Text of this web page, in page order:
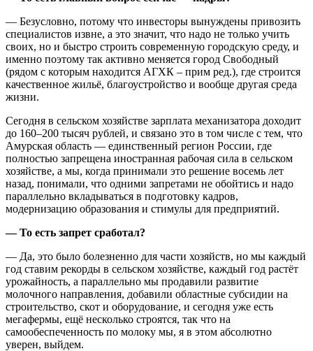
— Безусловно, потому что инвесторы вынуждены привозить
специалистов извне, а это значит, что надо не только учить
своих, но и быстро строить современную городскую среду, и
именно поэтому так активно меняется город Свободный
(рядом с которым находится АГХК – прим ред.), где строится
качественное жильё, благоустройство и вообще другая среда
жизни.
Сегодня в сельском хозяйстве зарплата механизатора доходит
до 160–200 тысяч рублей, и связано это в том числе с тем, что
Амурская область — единственный регион России, где
полностью запрещена иностранная рабочая сила в сельском
хозяйстве, а мы, когда принимали это решение восемь лет
назад, понимали, что одними запретами не обойтись и надо
параллельно вкладываться в подготовку кадров,
модернизацию образования и стимулы для предприятий.
— То есть запрет сработал?
— Да, это было болезненно для части хозяйств, но мы каждый
год ставим рекорды в сельском хозяйстве, каждый год растёт
урожайность, а параллельно мы продавили развитие
молочного направления, добавили областные субсидии на
строительство, скот и оборудование, и сегодня уже есть
мегафермы, ещё несколько строятся, так что на
самообеспеченность по молоку мы, я в этом абсолютно
уверен, выйдем.